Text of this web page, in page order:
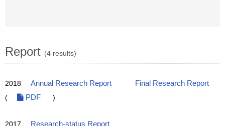
Report (4 results)
2018 Annual Research Report
Final Research Report
(
PDF )
2017 Research-status Report